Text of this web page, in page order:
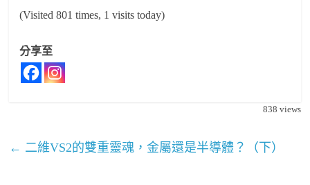
(Visited 801 times, 1 visits today)
分享至
838 views
← 二維VS2的雙重靈魂，金屬還是半導體？（下）